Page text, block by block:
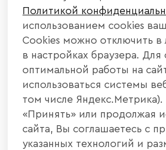
Политикой
использованием cookies
Cookies можно отключить
в настройках браузера. Для
оптимальной работы на
использоваться системы
том числе
«Принять» или продолжая
сайта, Вы соглашаетесь с
указанных технологий и